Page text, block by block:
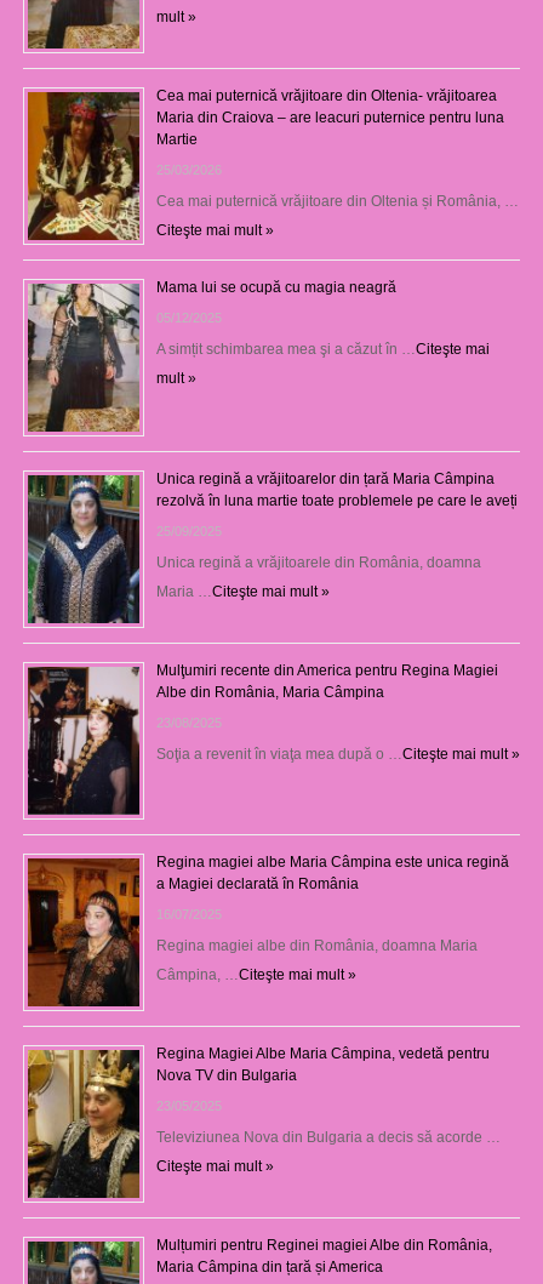
mult »
Cea mai puternică vrăjitoare din Oltenia- vrăjitoarea
Maria din Craiova – are leacuri puternice pentru luna
Martie
25/03/2026
Cea mai puternică vrăjitoare din Oltenia și România, …
Citeşte mai mult »
Mama lui se ocupă cu magia neagră
05/12/2025
A simțit schimbarea mea şi a căzut în … Citeşte mai
mult »
Unica regină a vrăjitoarelor din țară Maria Câmpina
rezolvă în luna martie toate problemele pe care le aveți
25/09/2025
Unica regină a vrăjitoarele din România, doamna
Maria … Citeşte mai mult »
Mulţumiri recente din America pentru Regina Magiei
Albe din România, Maria Câmpina
23/08/2025
Soţia a revenit în viaţa mea după o … Citeşte mai mult »
Regina magiei albe Maria Câmpina este unica regină
a Magiei declarată în România
16/07/2025
Regina magiei albe din România, doamna Maria
Câmpina, … Citeşte mai mult »
Regina Magiei Albe Maria Câmpina, vedetă pentru
Nova TV din Bulgaria
23/05/2025
Televiziunea Nova din Bulgaria a decis să acorde …
Citeşte mai mult »
Mulțumiri pentru Reginei magiei Albe din România,
Maria Câmpina din țară și America